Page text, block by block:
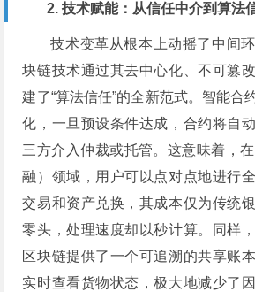
2. 技术赋能：从信任中介到算法
技术变革从根本上动摇了中间
块链技术通过其去中心化、不可篡
建了“算法信任”的全新范式。智能合
化，一旦预设条件达成，合约将自
三方介入仲裁或托管。这意味着，
融）领域，用户可以点对点地进行
交易和资产兑换，其成本仅为传统
零头，处理速度却以秒计算。同样
区块链提供了一个可追溯的共享账
实时查看货物状态，极大地减少了